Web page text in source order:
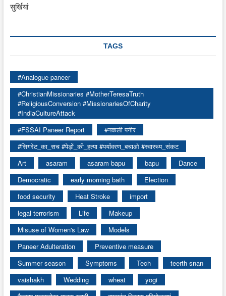
सुर्खियां
TAGS
#Analogue paneer
#ChristianMissionaries #MotherTeresaTruth
#ReligiousConversion #MissionariesOfCharity
#IndiaCultureAttack
#FSSAI Paneer Report
#नकली पनीर
#सिगरेट_का_सच #पेड़ों_की_हत्या #पर्यावरण_बचाओ #स्वास्थ्य_संकट
Art
asaram asaram bapu bapu
Dance
Democratic
early morning bath
Election
food security
Heat Stroke
import
legal terrorism
Life
Makeup
Misuse of Women's Law
Models
Paneer Adulteration
Preventive measure
Summer season
Symptoms Tech
teerth snan
vaishakh
Wedding wheat
yogi